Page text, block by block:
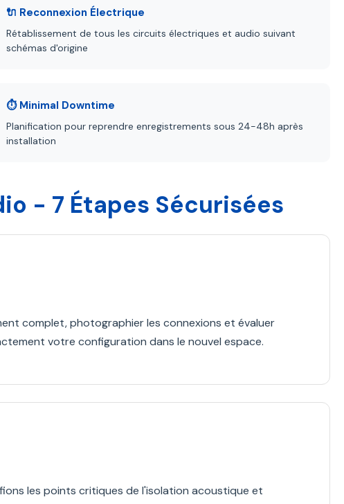
🔌 Reconnexion Électrique
Rétablissement de tous les circuits électriques et audio suivant
schémas d'origine
⏱️ Minimal Downtime
Planification pour reprendre enregistrements sous 24-48h après
installation
- 7 Étapes Sécurisées
complet, photographier les connexions et évaluer
votre configuration dans le nouvel espace.
les points critiques de l'isolation acoustique et